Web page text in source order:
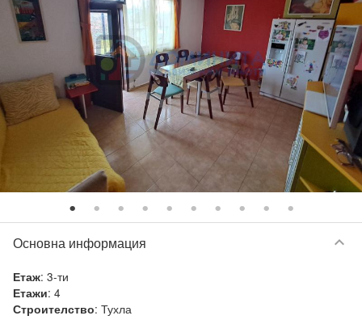
Основна информация keyboard_arrow_down
Етаж: 3-ти
Етажи: 4
Строителство: Тухла